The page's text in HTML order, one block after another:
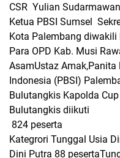
CSR Yulian
Ketua PBSI Sumsel
Kota Palembang
Para OPD Kab. Musi
AsamUstaz
Indonesia (PBSI)
Bulutangkis Kapolda
Bulutangkis diikuti
824 peserta
Kategrori Tunggal Usia
Dini Putra 88